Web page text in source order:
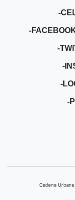
-
-
-
-
-
-
Cadena